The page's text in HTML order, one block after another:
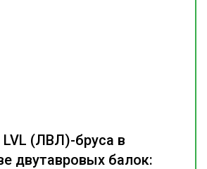
(ЛВЛ)-бруса в
двутавровых балок: